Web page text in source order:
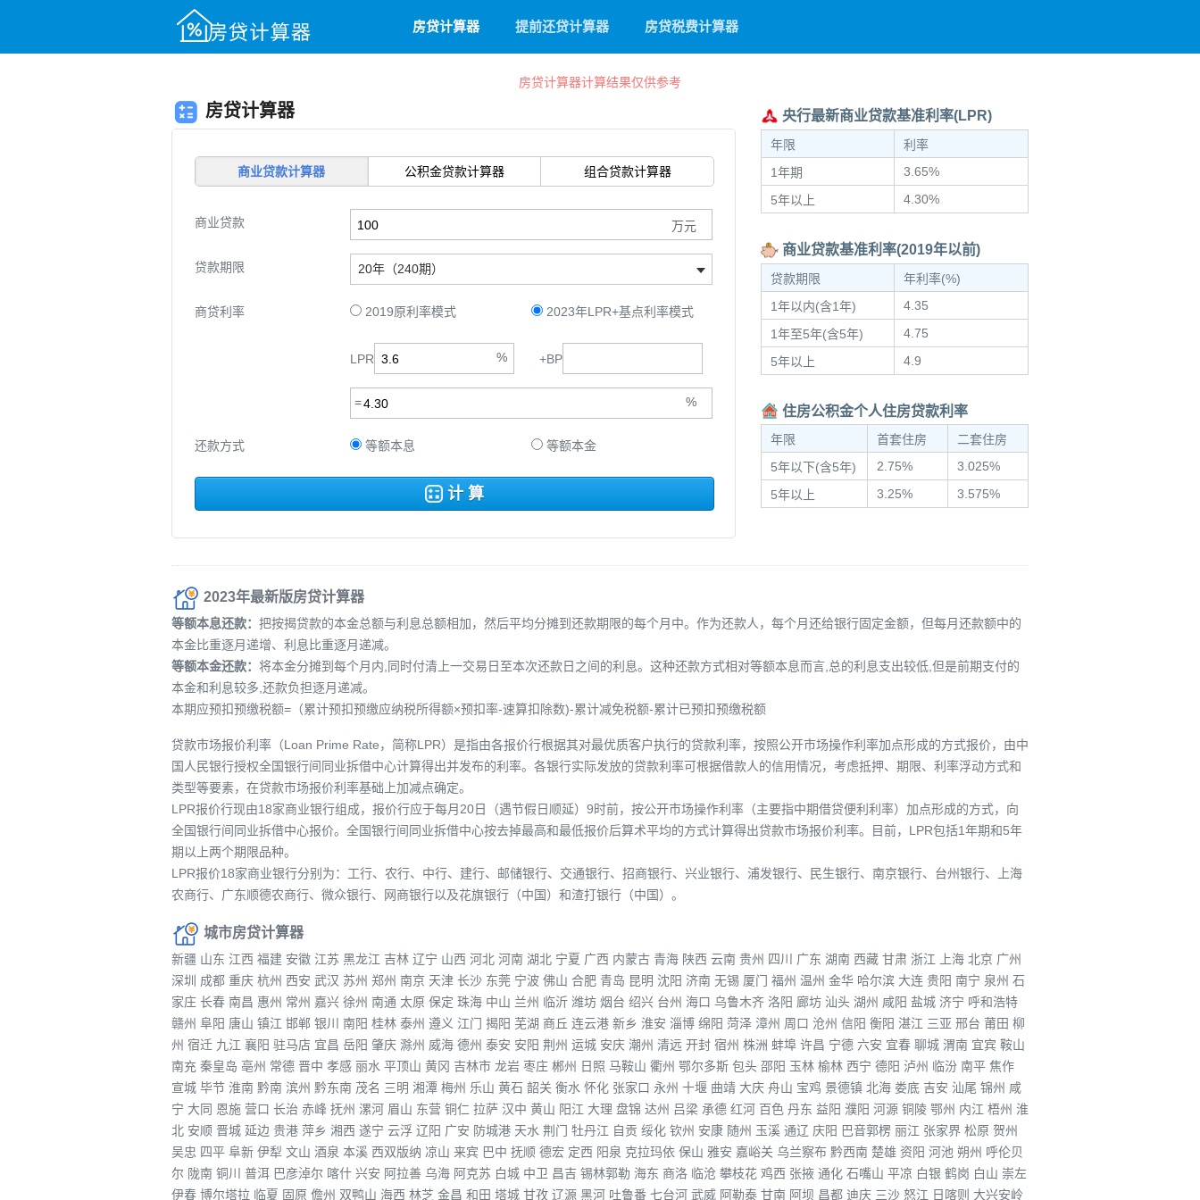
房贷计算器 提前还贷计算器 房贷税费计算器
房贷计算器计算结果仅供参考
房贷计算器
商业贷款计算器 公积金贷款计算器 组合贷款计算器
商业贷款
贷款期限 20年（240期）
商贷利率 2019原利率模式 2023年LPR+基点利率模式
LPR +BP
还款方式 等额本息 等额本金
计 算
央行最新商业贷款基准利率(LPR)
年限
利率
1年期
3.65%
5年以上
4.30%
商业贷款基准利率(2019年以前)
贷款期限
年利率(%)
1年以内(含1年)
4.35
1年至5年(含5年)
4.75
5年以上
4.9
住房公积金个人住房贷款利率
年限 首套住房
二套住房
5年以下(含5年)
2.75%
3.025%
5年以上
3.25% 3.575%
2023年最新版房贷计算器
等额本息还款： 把按揭贷款的本金总额与利息总额相加，然后平均分摊到还款期限的每个月中。作为还款人，每个月还给银行固定金额，但每月还款额中的
本金比重逐月递增、利息比重逐月递减。
等额本金还款： 将本金分摊到每个月内,同时付清上一交易日至本次还款日之间的利息。这种还款方式相对等额本息而言,总的利息支出较低,但是前期支付的
本金和利息较多,还款负担逐月递减。
本期应预扣预缴税额=（累计预扣预缴应纳税所得额×预扣率-速算扣除数)-累计减免税额-累计已预扣预缴税额
贷款市场报价利率（Loan Prime Rate，简称LPR）是指由各报价行根据其对最优质客户执行的贷款利率，按照公开市场操作利率加点形成的方式报价，由中
国人民银行授权全国银行间同业拆借中心计算得出并发布的利率。各银行实际发放的贷款利率可根据借款人的信用情况，考虑抵押、期限、利率浮动方式和
类型等要素，在贷款市场报价利率基础上加减点确定。
LPR报价行现由18家商业银行组成，报价行应于每月20日（遇节假日顺延）9时前，按公开市场操作利率（主要指中期借贷便利利率）加点形成的方式，向
全国银行间同业拆借中心报价。全国银行间同业拆借中心按去掉最高和最低报价后算术平均的方式计算得出贷款市场报价利率。目前，LPR包括1年期和5年
期以上两个期限品种。
LPR报价18家商业银行分别为：工行、农行、中行、建行、邮储银行、交通银行、招商银行、兴业银行、浦发银行、民生银行、南京银行、台州银行、上海
农商行、广东顺德农商行、微众银行、网商银行以及花旗银行（中国）和渣打银行（中国）。
城市房贷计算器
新疆 山东 江西 福建 安徽 江苏 黑龙江 吉林 辽宁 山西 河北 河南 湖北 宁夏 广西 内蒙古 青海 陕西 云南 贵州 四川 广东 湖南 西藏 甘肃 浙江 上海 北京 广州
深圳 成都 重庆 杭州 西安 武汉 苏州 郑州 南京 天津 长沙 东莞 宁波 佛山 合肥 青岛 昆明 沈阳 济南 无锡 厦门 福州 温州 金华 哈尔滨 大连 贵阳 南宁 泉州 石
家庄 长春 南昌 惠州 常州 嘉兴 徐州 南通 太原 保定 珠海 中山 兰州 临沂 潍坊 烟台 绍兴 台州 海口 乌鲁木齐 洛阳 廊坊 汕头 湖州 咸阳 盐城 济宁 呼和浩特
赣州 阜阳 唐山 镇江 邯郸 银川 南阳 桂林 泰州 遵义 江门 揭阳 芜湖 商丘 连云港 新乡 淮安 淄博 绵阳 菏泽 漳州 周口 沧州 信阳 衡阳 湛江 三亚 邢台 莆田 柳
州 宿迁 九江 襄阳 驻马店 宜昌 岳阳 肇庆 滁州 威海 德州 泰安 安阳 荆州 运城 安庆 潮州 清远 开封 宿州 株洲 蚌埠 许昌 宁德 六安 宜春 聊城 渭南 宜宾 鞍山
南充 秦皇岛 亳州 常德 晋中 孝感 丽水 平顶山 黄冈 吉林市 龙岩 枣庄 郴州 日照 马鞍山 衢州 鄂尔多斯 包头 邵阳 玉林 榆林 西宁 德阳 泸州 临汾 南平 焦作
宣城 毕节 淮南 黔南 滨州 黔东南 茂名 三明 湘潭 梅州 乐山 黄石 韶关 衡水 怀化 张家口 永州 十堰 曲靖 大庆 舟山 宝鸡 景德镇 北海 娄底 吉安 汕尾 锦州 咸
宁 大同 恩施 营口 长治 赤峰 抚州 漯河 眉山 东营 铜仁 拉萨 汉中 黄山 阳江 大理 盘锦 达州 吕梁 承德 红河 百色 丹东 益阳 濮阳 河源 铜陵 鄂州 内江 梧州 淮
北 安顺 晋城 延边 贵港 萍乡 湘西 遂宁 云浮 辽阳 广安 防城港 天水 荆门 牡丹江 自贡 绥化 钦州 安康 随州 玉溪 通辽 庆阳 巴音郭楞 丽江 张家界 松原 贺州
吴忠 四平 阜新 伊犁 文山 酒泉 本溪 西双版纳 凉山 来宾 巴中 抚顺 德宏 定西 阳泉 克拉玛依 保山 雅安 嘉峪关 乌兰察布 黔西南 楚雄 资阳 河池 朔州 呼伦贝
尔 陇南 铜川 普洱 巴彦淖尔 喀什 兴安 阿拉善 乌海 阿克苏 白城 中卫 昌吉 锡林郭勒 海东 商洛 临沧 攀枝花 鸡西 张掖 通化 石嘴山 平凉 白银 鹤岗 白山 崇左
伊春 博尔塔拉 临夏 固原 儋州 双鸭山 海西 林芝 金昌 和田 塔城 甘孜 辽源 黑河 吐鲁番 七台河 武威 阿勒泰 甘南 阿坝 昌都 迪庆 三沙 怒江 日喀则 大兴安岭